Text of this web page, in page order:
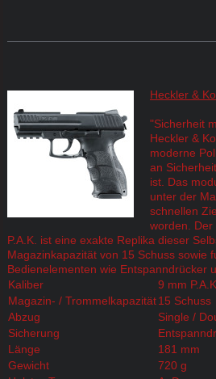
Heckler &
"Sicherheit
Heckler &
moderne
an
ist. Das
unter der
schnellen
worden. Der
P.A.K. ist eine exakte Replika dieser
Magazinkapazität von 15 Schuss sowie
Bedienelementen wie Entspanndrücker
Kaliber
9 mm P.A.K.
Magazin- / Trommelkapazität15 Schuss
Abzug
Single /
Sicherung
Länge
181 mm
Gewicht
720 g